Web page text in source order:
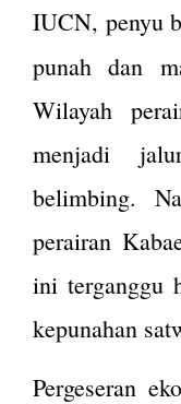
IUCN, penyu
punah dan
Wilayah
menjadi
belimbing.
perairan
ini terganggu
kepunahan
Pergeseran